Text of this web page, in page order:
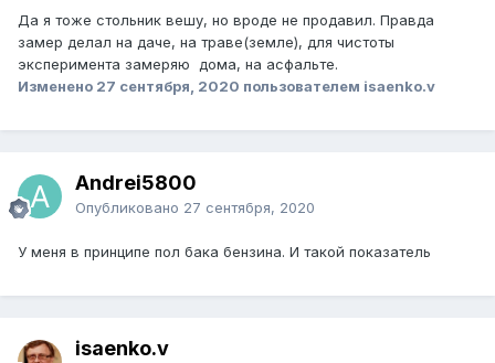
Да я тоже стольник вешу, но вроде не продавил. Правда
замер делал на даче, на траве(земле), для чистоты
эксперимента замеряю дома, на асфальте.
Изменено 27 сентября, 2020 пользователем isaenko.v
Andrei5800
Опубликовано 27 сентября, 2020
У меня в принципе пол бака бензина. И такой показатель
isaenko.v